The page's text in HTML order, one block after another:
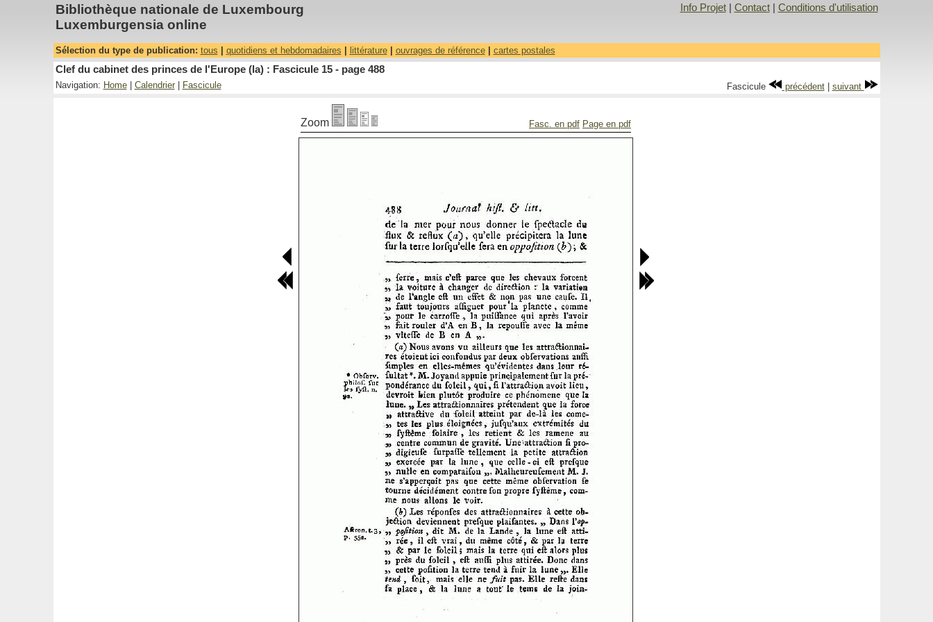
Bibliothèque nationale de Luxembourg
Luxemburgensia online
Info Projet| Contact| Conditions d'utilisation
Sélection du type de publication: tous quotidiens et hebdomadaires littérature| ouvrages de référence| cartes postales
Clef du cabinet des princes de l'Europe (la) : Fascicule 15 - page 488
Navigation: Home| Calendrier| Fascicule Fascicule précédent| suivant
Zoom Fasc. en pdf Page en pdf